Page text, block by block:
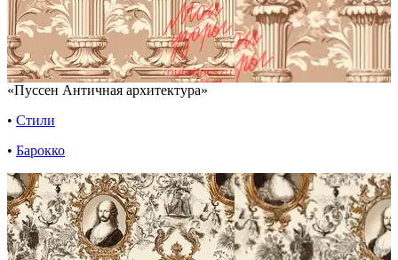
«Пуссен Античная архитектура»
• Стили
• Барокко